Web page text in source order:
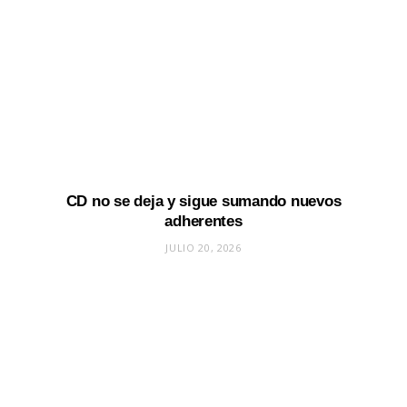
CD no se deja y sigue sumando nuevos
adherentes
JULIO 20, 2026